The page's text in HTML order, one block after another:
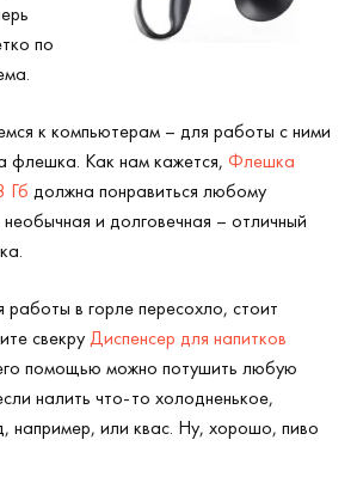
по
к компьютерам – для работы с ними
флешка. Как нам кажется, Флешка
Гб должна понравиться любому
и долговечная – отличный
в горле пересохло, стоит
свекруДиспенсер для напитков
помощью можно потушить любую
налить что-то холодненькое,
например, или квас. Ну, хорошо, пиво